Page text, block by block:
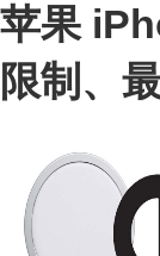
苹果
限制、